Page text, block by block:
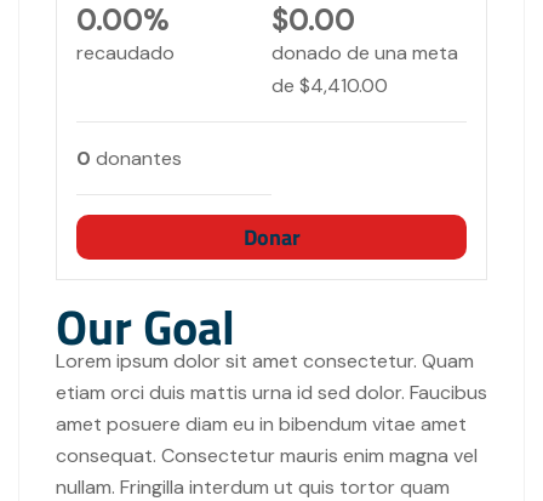
0.00%
recaudado
$0.00
donado de una meta
de $4,410.00
0 donantes
Donar
Our Goal
Lorem ipsum dolor sit amet consectetur. Quam
etiam orci duis mattis urna id sed dolor. Faucibus
amet posuere diam eu in bibendum vitae amet
consequat. Consectetur mauris enim magna vel
nullam. Fringilla interdum ut quis tortor quam